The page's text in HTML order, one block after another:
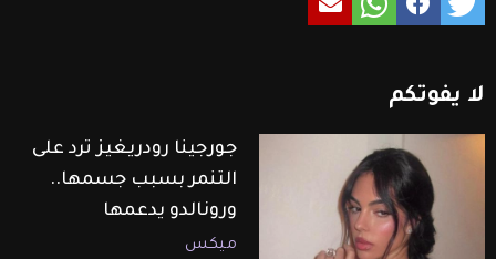
لا يفوتكم
جورجينا رودريغيز ترد على
التنمر بسبب جسمها..
ورونالدو يدعمها
ميكس